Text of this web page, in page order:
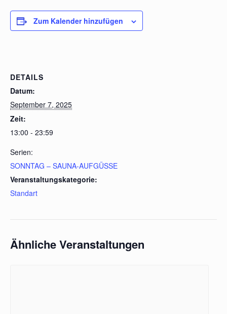
Zum Kalender hinzufügen
DETAILS
Datum:
September 7, 2025
Zeit:
13:00 - 23:59
Serien:
SONNTAG – SAUNA-AUFGÜSSE
Veranstaltungskategorie:
Standart
Ähnliche Veranstaltungen